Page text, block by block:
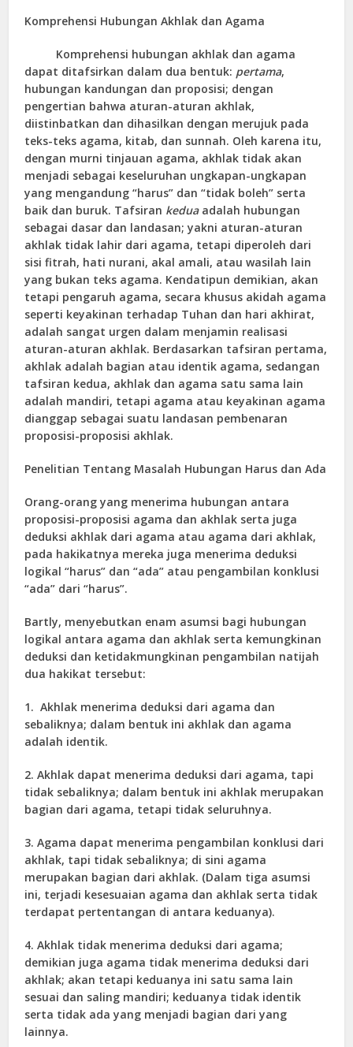
Komprehensi Hubungan Akhlak dan Agama
Komprehensi hubungan akhlak dan agama
dapat ditafsirkan dalam dua bentuk: pertama,
hubungan kandungan dan proposisi; dengan
pengertian bahwa aturan-aturan akhlak,
diistinbatkan dan dihasilkan dengan merujuk pada
teks-teks agama, kitab, dan sunnah. Oleh karena itu,
dengan murni tinjauan agama, akhlak tidak akan
menjadi sebagai keseluruhan ungkapan-ungkapan
yang mengandung “harus” dan “tidak boleh” serta
baik dan buruk. Tafsiran keduaadalah hubungan
sebagai dasar dan landasan; yakni aturan-aturan
akhlak tidak lahir dari agama, tetapi diperoleh dari
sisi fitrah, hati nurani, akal amali, atau wasilah lain
yang bukan teks agama. Kendatipun demikian, akan
tetapi pengaruh agama, secara khusus akidah agama
seperti keyakinan terhadap Tuhan dan hari akhirat,
adalah sangat urgen dalam menjamin realisasi
aturan-aturan akhlak. Berdasarkan tafsiran pertama,
akhlak adalah bagian atau identik agama, sedangan
tafsiran kedua, akhlak dan agama satu sama lain
adalah mandiri, tetapi agama atau keyakinan agama
dianggap sebagai suatu landasan pembenaran
proposisi-proposisi akhlak.
Penelitian Tentang Masalah Hubungan Harus dan Ada
Orang-orang yang menerima hubungan antara
proposisi-proposisi agama dan akhlak serta juga
deduksi akhlak dari agama atau agama dari akhlak,
pada hakikatnya mereka juga menerima deduksi
logikal “harus” dan “ada” atau pengambilan konklusi
“ada” dari “harus”.
Bartly, menyebutkan enam asumsi bagi hubungan
logikal antara agama dan akhlak serta kemungkinan
deduksi dan ketidakmungkinan pengambilan natijah
dua hakikat tersebut:
1. Akhlak menerima deduksi dari agama dan
sebaliknya; dalam bentuk ini akhlak dan agama
adalah identik.
2. Akhlak dapat menerima deduksi dari agama, tapi
tidak sebaliknya; dalam bentuk ini akhlak merupakan
bagian dari agama, tetapi tidak seluruhnya.
3. Agama dapat menerima pengambilan konklusi dari
akhlak, tapi tidak sebaliknya; di sini agama
merupakan bagian dari akhlak. (Dalam tiga asumsi
ini, terjadi kesesuaian agama dan akhlak serta tidak
terdapat pertentangan di antara keduanya).
4. Akhlak tidak menerima deduksi dari agama;
demikian juga agama tidak menerima deduksi dari
akhlak; akan tetapi keduanya ini satu sama lain
sesuai dan saling mandiri; keduanya tidak identik
serta tidak ada yang menjadi bagian dari yang
lainnya.